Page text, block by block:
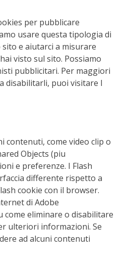
per pubblicare
usare questa tipologia di
e aiutarci a misurare
visto sul sito. Possiamo
pubblicitari. Per maggiori
disabilitarli, puoi visitare I
contenuti, come video clip o
Objects (piu
e preferenze. I Flash
differente rispetto a
cookie con il browser.
di Adobe
come eliminare o disabilitare
ulteriori informazioni. Se
ad alcuni contenuti